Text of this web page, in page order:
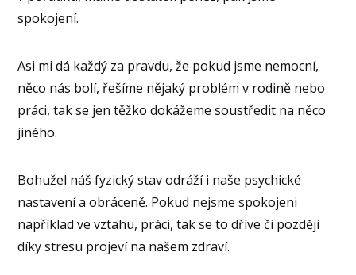
spokojení.
Asi mi dá každý za pravdu, že pokud jsme nemocní,
něco nás bolí, řešíme nějaký problém v rodině nebo
práci, tak se jen těžko dokážeme soustředit na něco
jiného.
Bohužel náš fyzický stav odráží i naše psychické
nastavení a obráceně. Pokud nejsme spokojeni
například ve vztahu, práci, tak se to dříve či později
díky stresu projeví na našem zdraví.